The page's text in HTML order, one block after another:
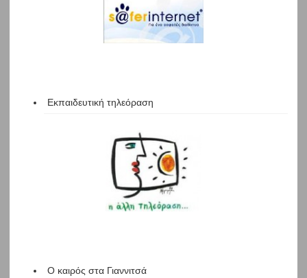
Εκπαιδευτική τηλεόραση
Ο καιρός στα Γιαννιτσά